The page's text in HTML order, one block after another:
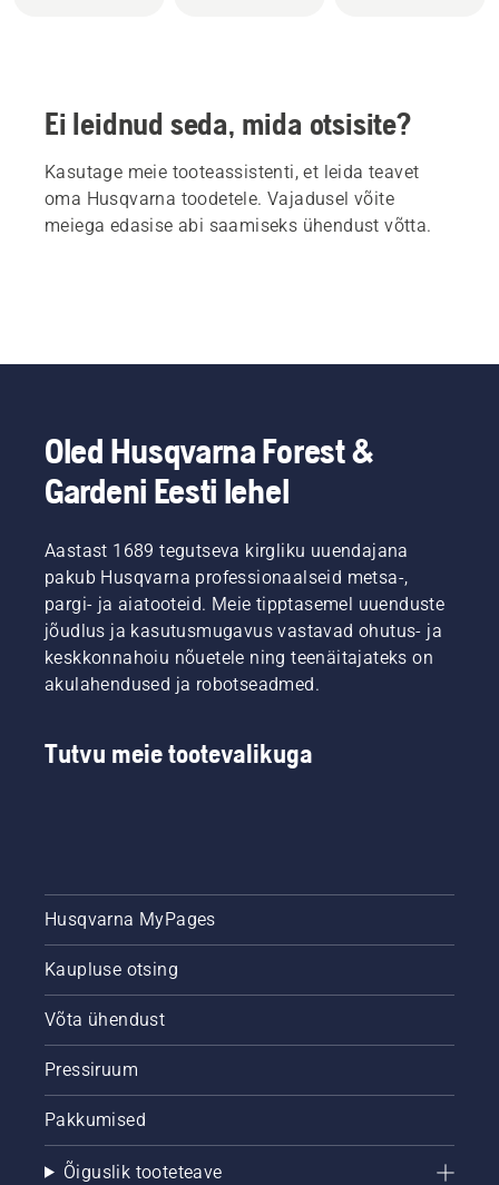
Ei leidnud seda, mida otsisite?
Kasutage meie tooteassistenti, et leida teavet
oma Husqvarna toodetele. Vajadusel võite
meiega edasise abi saamiseks ühendust võtta.
Oled Husqvarna Forest &
Gardeni Eesti lehel
Aastast 1689 tegutseva kirgliku uuendajana
pakub Husqvarna professionaalseid metsa-,
pargi- ja aiatooteid. Meie tipptasemel uuenduste
jõudlus ja kasutusmugavus vastavad ohutus- ja
keskkonnahoiu nõuetele ning teenäitajateks on
akulahendused ja robotseadmed.
Tutvu meie tootevalikuga
Husqvarna MyPages
Kaupluse otsing
Võta ühendust
Pressiruum
Pakkumised
Õiguslik tooteteave